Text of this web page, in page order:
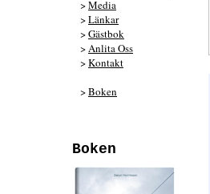
>Media
>Länkar
>Gästbok
>Anlita Oss
>Kontakt
>Boken
Boken